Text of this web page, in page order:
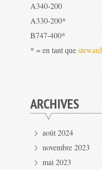
A340-200
A330-200*
B747-400*
* = en tant questeward
ARCHIVES
août 2024
novembre 2023
mai 2023